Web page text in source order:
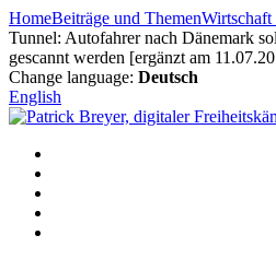
Zum
Inhalt
springen
HomeBeiträge und ThemenWirtschaft
Tunnel: Autofahrer nach Dänemark
gescannt werden [ergänzt am
Change language: Deutsch
English